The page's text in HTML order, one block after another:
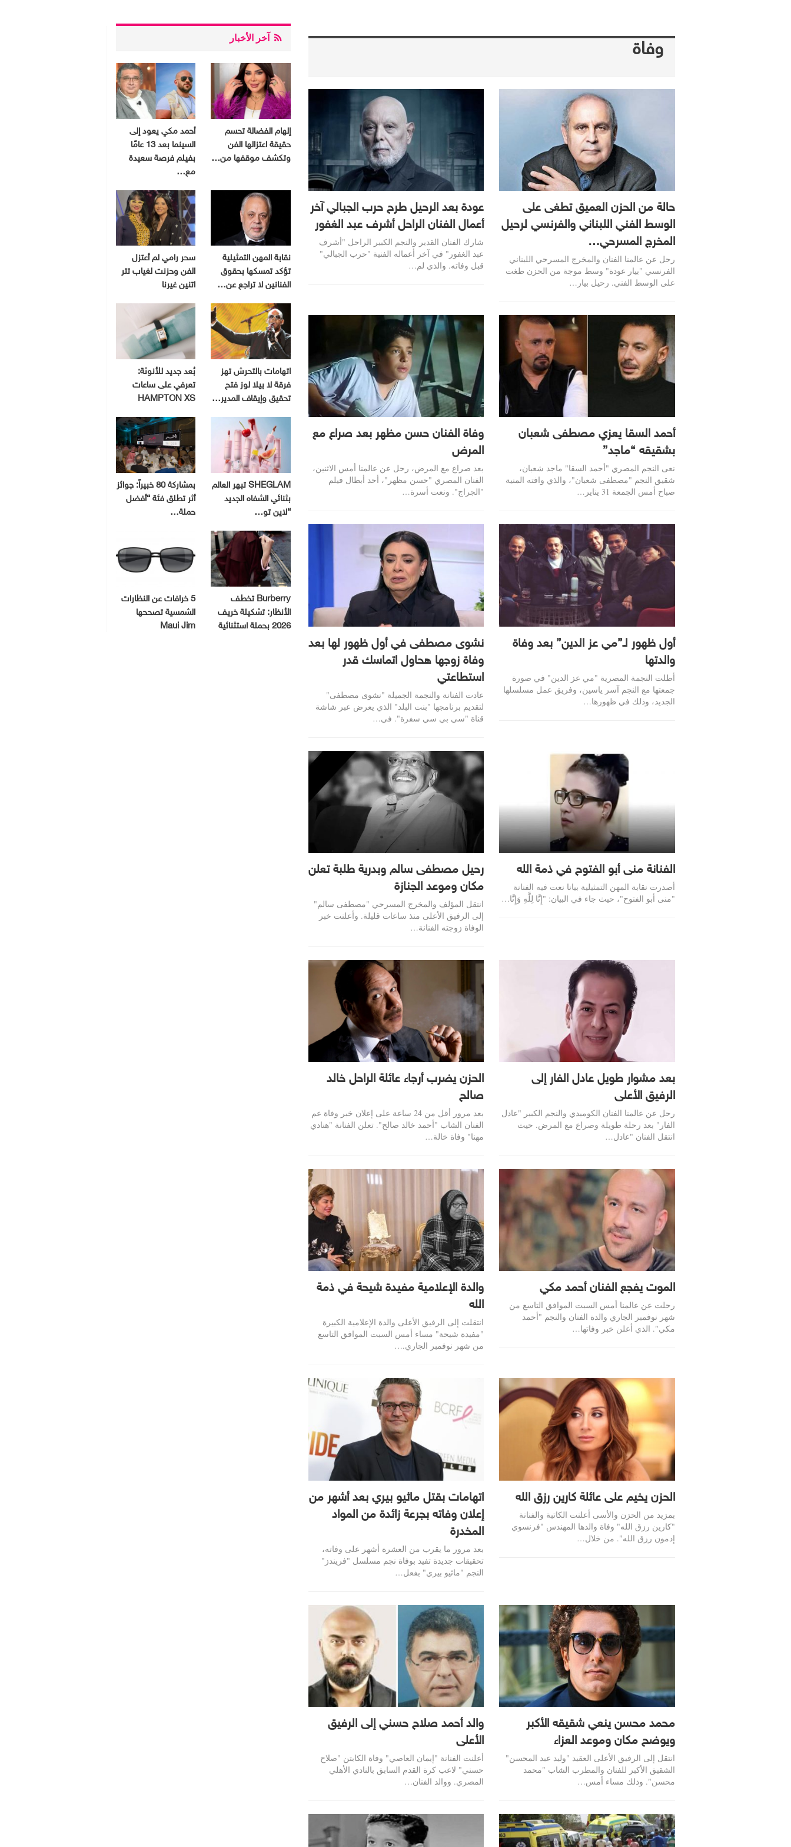
وفاة
حالة من الحزن العميق تطغى على
الوسط الفني اللبناني والفرنسي لرحيل
المخرج المسرحي…
رحل عن عالمنا الفنان والمخرج المسرحي اللبناني
الفرنسي "بيار عودة" وسط موجة من الحزن طغت
على الوسط الفني. رحيل بيار…
عودة بعد الرحيل طرح حرب الجبالي آخر
أعمال الفنان الراحل أشرف عبد الغفور
شارك الفنان القدير والنجم الكبير الراحل "أشرف
عبد الغفور" في آخر أعماله الفنية "حرب الجبالي"
قبل وفاته. والذي لم…
أحمد السقا يعزي مصطفى شعبان
بشقيقه “ماجد”
نعى النجم المصري "أحمد السقا" ماجد شعبان،
شقيق النجم "مصطفى شعبان"، والذي وافته المنية
صباح أمس الجمعة 31 يناير…
وفاة الفنان حسن مظهر بعد صراع مع
المرض
بعد صراع مع المرض، رحل عن عالمنا أمس الاثنين،
الفنان المصري "حسن مظهر"، أحد أبطال فيلم
"الجراج". ونعت أسرة…
أول ظهور لـ”مي عز الدين” بعد وفاة
والدتها
أطلت النجمة المصرية "مي عز الدين" في صورة
جمعتها مع النجم آسر ياسين، وفريق عمل مسلسلها
الجديد، وذلك في ظهورها…
نشوى مصطفى في أول ظهور لها بعد
وفاة زوجها هحاول اتماسك قدر
استطاعتي
عادت الفنانة والنجمة الجميلة "نشوى مصطفى"
لتقديم برنامجها "بنت البلد" الذي يعرض عبر شاشة
قناة "سي بي سي سفرة". في…
الفنانة منى أبو الفتوح في ذمة الله
أصدرت نقابة المهن التمثيلية بيانا نعت فيه الفنانة
"منى أبو الفتوح"، حيث جاء في البيان: "إِنَّا لِلَّهِ وَإِنَّا…
رحيل مصطفى سالم وبدرية طلبة تعلن
مكان وموعد الجنازة
انتقل المؤلف والمخرج المسرحي "مصطفى سالم"
إلى الرفيق الأعلى منذ ساعات قليلة. وأعلنت خبر
الوفاة زوجته الفنانة…
بعد مشوار طويل عادل الفار إلى
الرفيق الأعلى
رحل عن عالمنا الفنان الكوميدي والنجم الكبير "عادل
الفار" بعد رحلة طويلة وصراع مع المرض. حيث
انتقل الفنان "عادل…
الحزن يضرب أرجاء عائلة الراحل خالد
صالح
بعد مرور أقل من 24 ساعة على إعلان خبر وفاة عم
الفنان الشاب "أحمد خالد صالح". تعلن الفنانة "هنادي
مهنا" وفاة خالة…
الموت يفجع الفنان أحمد مكي
رحلت عن عالمنا أمس السبت الموافق التاسع من
شهر نوفمبر الجاري والدة الفنان والنجم "أحمد
مكي". الذي أعلن خبر وفاتها…
والدة الإعلامية مفيدة شيحة في ذمة
الله
انتقلت إلى الرفيق الأعلى والدة الإعلامية الكبيرة
"مفيدة شيحة" مساء أمس السبت الموافق التاسع
من شهر نوفمبر الجاري.…
الحزن يخيم على عائلة كارين رزق الله
بمزيد من الحزن والأسى أعلنت الكاتبة والفنانة
"كارين رزق الله" وفاة والدها المهندس "فرنسوي
إدمون رزق الله". من خلال…
اتهامات بقتل ماثيو بيري بعد أشهر من
إعلان وفاته بجرعة زائدة من المواد
المخدرة
بعد مرور ما يقرب من العشرة أشهر على وفاته،
تحقيقات جديدة تفيد بوفاة نجم مسلسل "فريندز"
النجم "ماثيو بيري" بفعل…
محمد محسن ينعي شقيقه الأكبر
ويوضح مكان وموعد العزاء
انتقل إلى الرفيق الأعلى العقيد "وليد عبد المحسن"
الشقيق الأكبر للفنان والمطرب الشاب "محمد
محسن". وذلك مساء أمس…
والد أحمد صلاح حسني إلى الرفيق
الأعلى
أعلنت الفنانة "إيمان العاصي" وفاة الكابتن "صلاح
حسني" لاعب كرة القدم السابق بالنادي الأهلي
المصري. ووالد الفنان…
آخر الأخبار
إلهام الفضالة تحسم
حقيقة اعتزالها الفن
وتكشف موقفها من…
أحمد مكي يعود إلى
السينما بعد 13 عامًا
بفيلم فرصة سعيدة
مع…
نقابة المهن التمثيلية
تؤكد تمسكها بحقوق
الفنانين لا تراجع عن…
سحر رامي لم أعتزل
الفن وحزنت لغياب تتر
اتنين غيرنا
اتهامات بالتحرش تهز
فرقة لا بيلا لوز فتح
تحقيق وإيقاف المدير…
بُعد جديد للأنوثة:
تعرفي على ساعات
HAMPTON XS
SHEGLAM تبهر العالم
بثنائي الشفاه الجديد
“لاين تو…
بمشاركة 80 خبيراً: جوائز
أثر تطلق فئة “أفضل
حملة…
Burberry تخطف
الأنظار: تشكيلة خريف
2026 بحملة استثنائية
5 خرافات عن النظارات
الشمسية تصححها
Maui Jim